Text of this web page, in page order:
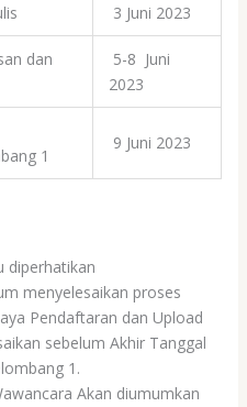
3 Juni 2023
dan
5-8 Juni
2023
1
9 Juni 2023
diperhatikan
menyelesaikan proses
Pendaftaran dan Upload
sebelum Akhir Tanggal
1.
Akan diumumkan